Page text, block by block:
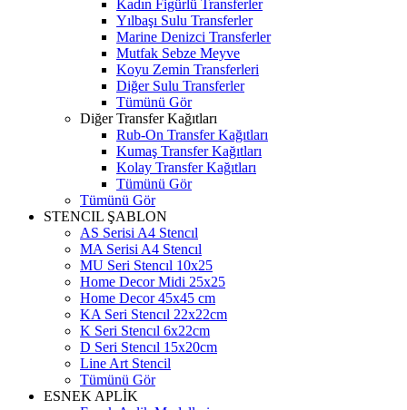
Kadın Figürlü Transferler
Yılbaşı Sulu Transferler
Marine Denizci Transferler
Mutfak Sebze Meyve
Koyu Zemin Transferleri
Diğer Sulu Transferler
Tümünü Gör
Diğer Transfer Kağıtları
Rub-On Transfer Kağıtları
Kumaş Transfer Kağıtları
Kolay Transfer Kağıtları
Tümünü Gör
Tümünü Gör
STENCIL ŞABLON
AS Serisi A4 Stencıl
MA Serisi A4 Stencıl
MU Seri Stencıl 10x25
Home Decor Midi 25x25
Home Decor 45x45 cm
KA Seri Stencıl 22x22cm
K Seri Stencıl 6x22cm
D Seri Stencıl 15x20cm
Line Art Stencil
Tümünü Gör
ESNEK APLİK